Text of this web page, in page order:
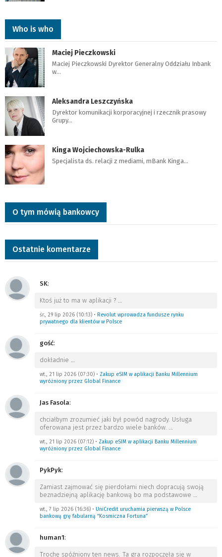
Who is who
Maciej Pieczkowski
Maciej Pieczkowski Dyrektor Generalny Oddziału Inbank
w…
Aleksandra Leszczyńska
Dyrektor komunikacji korporacyjnej i rzecznik prasowy
Grupy…
Kinga Wojciechowska-Rulka
Specjalista ds. relacji z mediami, mBank Kinga…
O tym mówią bankowcy
Ostatnie komentarze
SK:
Ktoś już to ma w aplikacji ? …
śr., 29 lip 2026 (10:13) • Revolut wprowadza fundusze rynku
prywatnego dla klientów w Polsce
gość:
dokładnie …
wt., 21 lip 2026 (07:30) • Zakup eSIM w aplikacji Banku Millennium
wyróżniony przez Global Finance
Jas Fasola:
chciałbym zrozumieć jaki był powód nagrody. Usługa
oferowana jest przez bardzo wiele banków. …
wt., 21 lip 2026 (07:12) • Zakup eSIM w aplikacji Banku Millennium
wyróżniony przez Global Finance
PykPyk:
Zamiast zajmować się pierdołami niech dopracują swoją
beznadziejną aplikację bankową bo ma podstawowe …
wt., 7 lip 2026 (16:36) • UniCredit uruchamia pierwszą w Polsce
bankową grę fabularną “Kosmiczna Fortuna”
human1:
Trochę spóźniony ten news. Ta gra rozpoczęła się w